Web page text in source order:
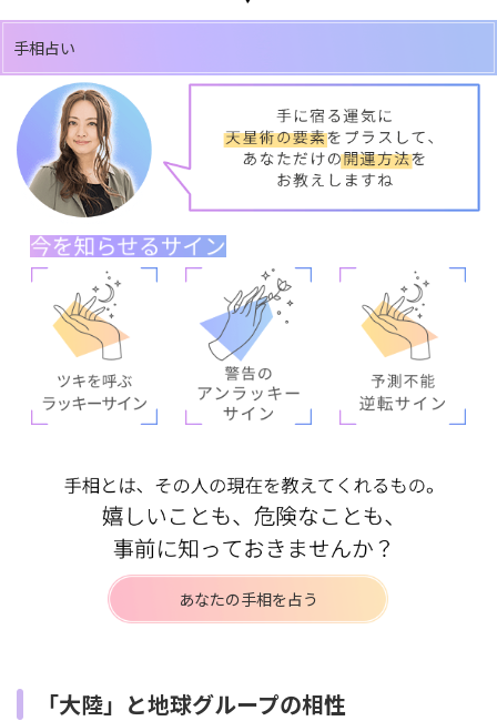
手相占い
あなたの手相を占う
「大陸」と地球グループの相性